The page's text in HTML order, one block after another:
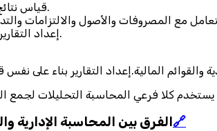
قياس نتائج النشاط التجاري والمعاملات.
إعداد التقارير بناء على نفس قاعدة البيانات.
الفرق بين المحاسبة الإدارية 🔗